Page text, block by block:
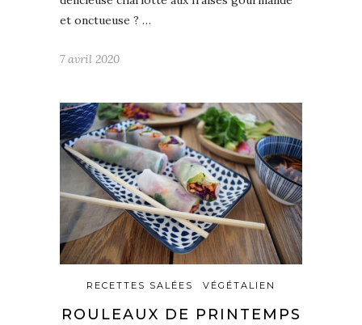
et onctueuse ? …
7 avril 2020
RECETTES SALÉES VÉGÉTALIEN
ROULEAUX DE PRINTEMPS